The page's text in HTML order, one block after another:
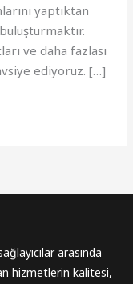
yaptıktan
ve daha fazlası
ediyoruz. […]
arasında
hizmetlerin kalitesi,